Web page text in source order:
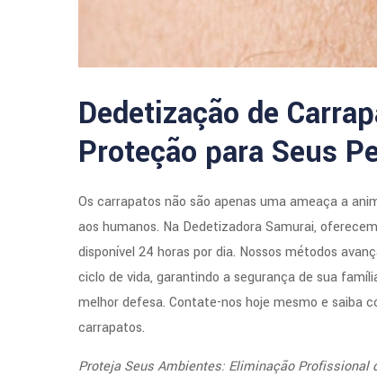
Dedetização de
Proteção para Seus
Os carrapatos não são apenas uma ameaça a
aos humanos. Na Dedetizadora Samurai,
disponível 24 horas por dia. Nossos métodos
ciclo de vida, garantindo a segurança de sua
melhor defesa. Contate-nos hoje mesmo e saiba
carrapatos.
Proteja Seus Ambientes: Eliminação Profissional